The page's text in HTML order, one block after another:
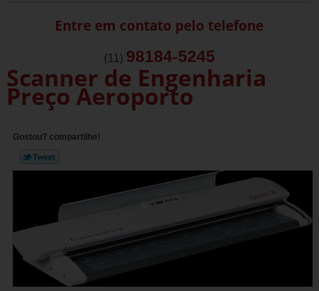
Entre em contato pelo telefone
(11) 98184-5245
Scanner de Engenharia
Preço Aeroporto
Gostou? compartilhe!